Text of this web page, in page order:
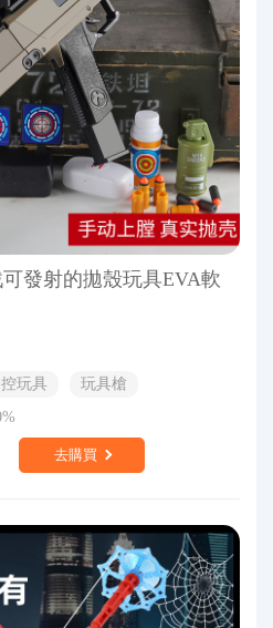
發射的拋殼玩具EVA軟
玩具
玩具槍
去購買